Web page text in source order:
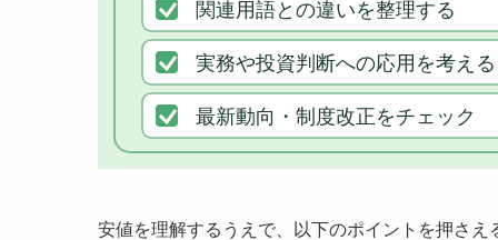
安値を理解するうえで、以下のポイントを押さ